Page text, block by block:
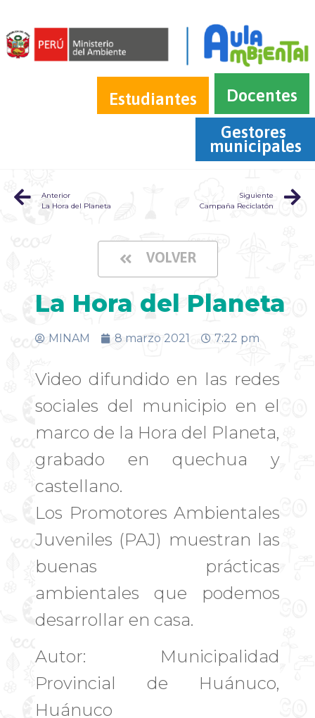
Estudiantes
Docentes
Gestores
municipales
Anterior
La Hora del Planeta
Siguiente
Campaña Reciclatón
VOLVER
La Hora del Planeta
MINAM 8 marzo 2021 7:22 pm
Video difundido en las redes
sociales del municipio en el
marco de la Hora del Planeta,
grabado en quechua y
castellano.
Los Promotores Ambientales
Juveniles (PAJ) muestran las
buenas prácticas
ambientales que podemos
desarrollar en casa.
Autor: Municipalidad
Provincial de Huánuco,
Huánuco